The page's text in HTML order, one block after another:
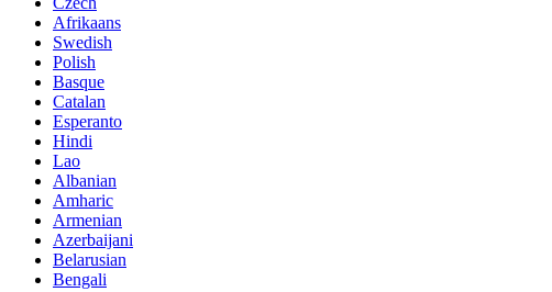
Afrikaans
Swedish
Polish
Basque
Catalan
Esperanto
Hindi
Lao
Albanian
Amharic
Armenian
Azerbaijani
Belarusian
Bengali